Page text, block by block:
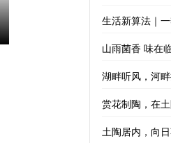
山雨菌香 味在
赏花制陶，在
土陶居内，向